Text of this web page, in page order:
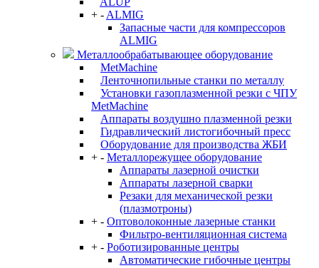
+ - ALMIG
Запасные части для компрессоров
ALMIG
Металлообрабатывающее оборудование
MetMachine
Ленточнопильные станки по металлу
Установки газоплазменной резки с ЧПУ
MetMachine
Аппараты воздушно плазменной резки
Гидравлический листогибочный пресс
Оборудование для производства ЖБИ
+ - Металлорежущее оборудование
Аппараты лазерной очистки
Аппараты лазерной сварки
Резаки для механической резки
(плазмотроны)
+ - Оптоволоконные лазерные станки
Фильтро-вентиляционная система
+ - Роботизированные центры
Автоматические гибочные центры